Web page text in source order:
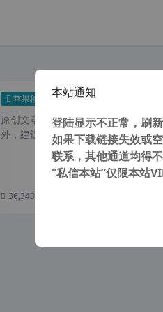
苹果移动 独家汉化 Tenorshare
原创文章，转载请注明： 转载自
外，建议避开晚上的访问高...
36,343 次浏览
本站通知
登陆显示不正常，刷
如果下载链接失效或
联系，其他通道均得
“私信本站”仅限本站